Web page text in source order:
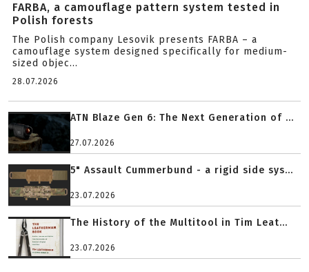
FARBA, a camouflage pattern system tested in
Polish forests
The Polish company Lesovik presents FARBA – a
camouflage system designed specifically for medium-
sized objec...
28.07.2026
ATN Blaze Gen 6: The Next Generation of ...
27.07.2026
5" Assault Cummerbund - a rigid side sys...
23.07.2026
The History of the Multitool in Tim Leat...
23.07.2026